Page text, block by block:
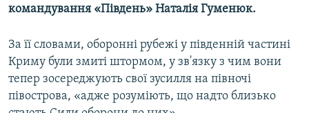
командування «Південь» Наталія Гуменюк.
За її словами, оборонні рубежі у південній частині
Криму були змиті штормом, у зв'язку з чим вони
тепер зосереджують свої зусилля на півночі
півострова, «адже розуміють, що надто близько